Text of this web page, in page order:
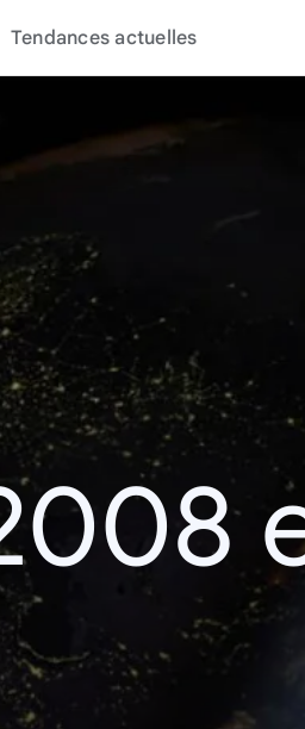
Tendances actuelles